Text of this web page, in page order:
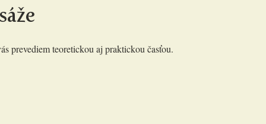
prevediem teoretickou aj praktickou časťou.